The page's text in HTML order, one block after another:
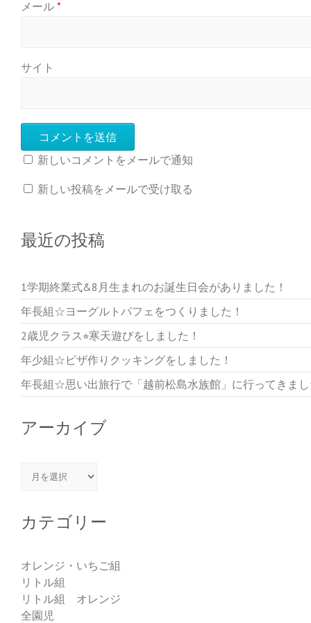
メール *
サイト
新しいコメントをメールで通知
新しい投稿をメールで受け取る
最近の投稿
1学期終業式&8月生まれのお誕生日会がありました！
年長組☆ヨーグルトパフェをつくりました！
2歳児クラス⭐︎寒天遊びをしました！
年少組☆ピザ作りクッキングをしました！
年長組☆思い出旅行で「越前松島水族館」に行ってきま
アーカイブ
アーカイブ
カテゴリー
オレンジ・いちご組
リトル組
リトル組 オレンジ
全園児